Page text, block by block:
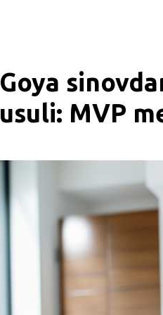
Goya
usuli: MVP